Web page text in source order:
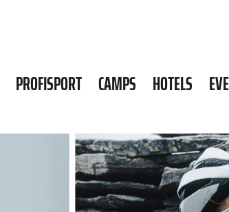
PROFISPORT CAMPS HOTELS